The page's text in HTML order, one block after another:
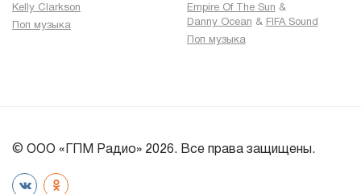
Kelly Clarkson
Поп музыка
Empire Of The Sun &
Danny Ocean & FIFA Sound
Поп музыка
© ООО «ГПМ Радио» 2026. Все права защищены.